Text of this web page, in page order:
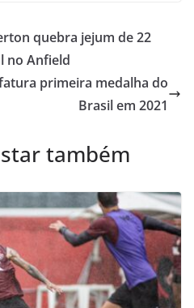
quebra jejum de 22
no Anfield
primeira medalha do
Brasil em 2021
também